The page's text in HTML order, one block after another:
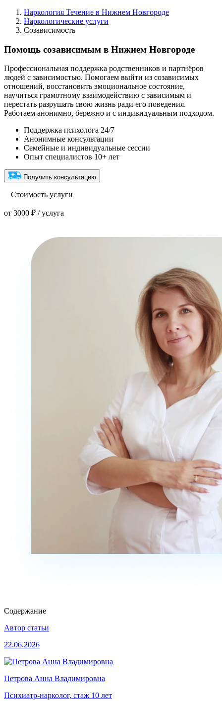
Наркология Течение в Нижнем Новгороде
Наркологические услуги
Созависимость
Помощь созависимым в Нижнем Новгороде
Профессиональная поддержка родственников и партнёров
людей с зависимостью. Помогаем выйти из созависимых
отношений, восстановить эмоциональное состояние,
научиться грамотному взаимодействию с зависимым и
перестать разрушать свою жизнь ради его поведения.
Работаем анонимно, бережно и с индивидуальным подходом.
Поддержка психолога 24/7
Анонимные консультации
Семейные и индивидуальные сессии
Опыт специалистов 10+ лет
Получить консультацию
Стоимость услуги
от 3000 ₽ / услуга
Содержание
Автор статьи
22.06.2026
Петрова Анна Владимировна
Психиатр-нарколог, стаж 10 лет